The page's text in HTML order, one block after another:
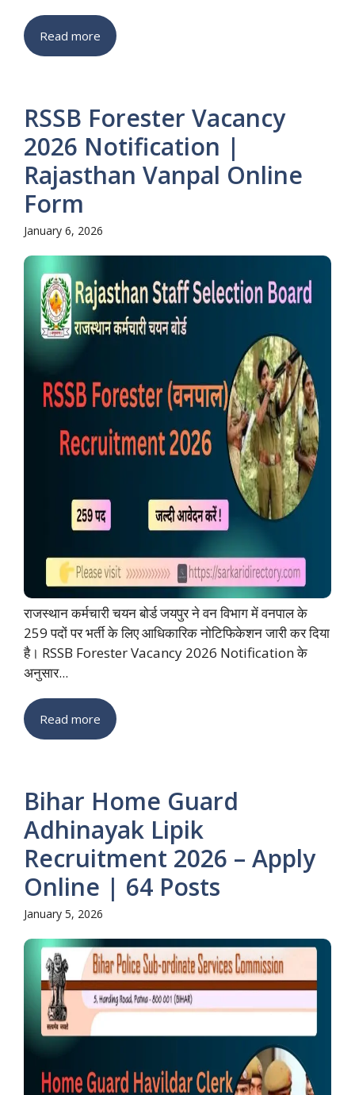
Read more
RSSB Forester Vacancy
2026 Notification |
Rajasthan Vanpal Online
Form
January 6, 2026
राजस्थान कर्मचारी चयन बोर्ड जयपुर ने वन विभाग में वनपाल के
259 पदों पर भर्ती के लिए आधिकारिक नोटिफिकेशन जारी कर दिया
है। RSSB Forester Vacancy 2026 Notification के
अनुसार...
Read more
Bihar Home Guard
Adhinayak Lipik
Recruitment 2026 – Apply
Online | 64 Posts
January 5, 2026